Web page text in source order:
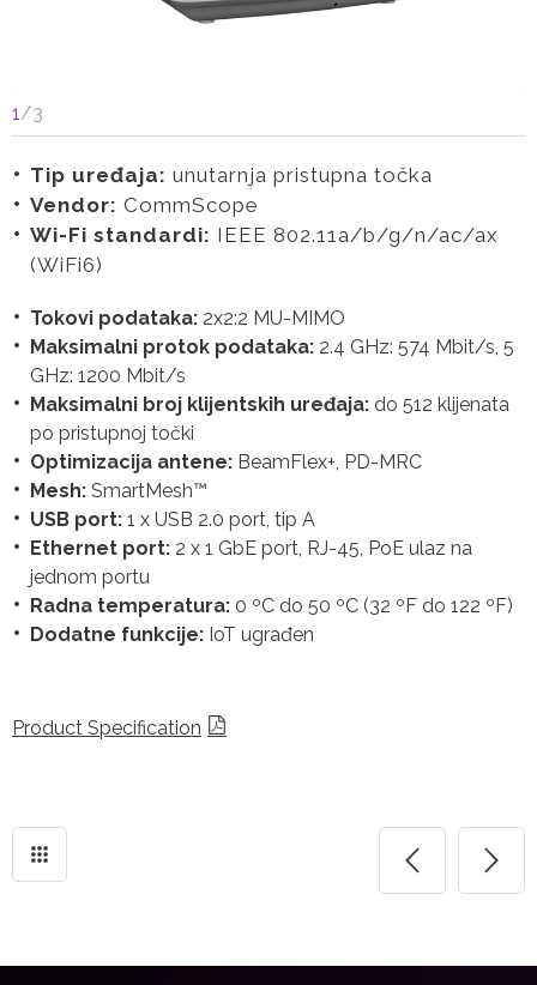
1 /3
Tip uređaja: unutarnja pristupna točka
Vendor: CommScope
Wi-Fi standardi: IEEE 802.11a/b/g/n/ac/ax
(WiFi6)
Tokovi podataka: 2x2:2 MU-MIMO
Maksimalni protok podataka: 2.4 GHz: 574 Mbit/s, 5
GHz: 1200 Mbit/s
Maksimalni broj klijentskih uređaja: do 512 klijenata
po pristupnoj točki
Optimizacija antene: BeamFlex+, PD-MRC
Mesh: SmartMesh™
USB port: 1 x USB 2.0 port, tip A
Ethernet port: 2 x 1 GbE port, RJ-45, PoE ulaz na
jednom portu
Radna temperatura: 0 ºC do 50 ºC (32 ºF do 122 ºF)
Dodatne funkcije: IoT ugrađen
Product Specification